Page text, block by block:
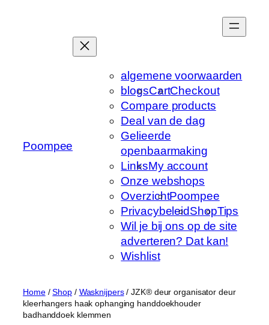
Poompee
algemene voorwaarden
blogsCartCheckout
Compare products
Deal van de dag
Gelieerde
openbaarmaking
LinksMy account
Onze webshops
OverzichtPoompee
PrivacybeleidShopTips
Wil je bij ons op de site
adverteren? Dat kan!
Wishlist
Home/Shop/ Wasknijpers/ JZK® deur organisator deur
kleerhangers haak ophanging handdoekhouder
badhanddoek klemmen